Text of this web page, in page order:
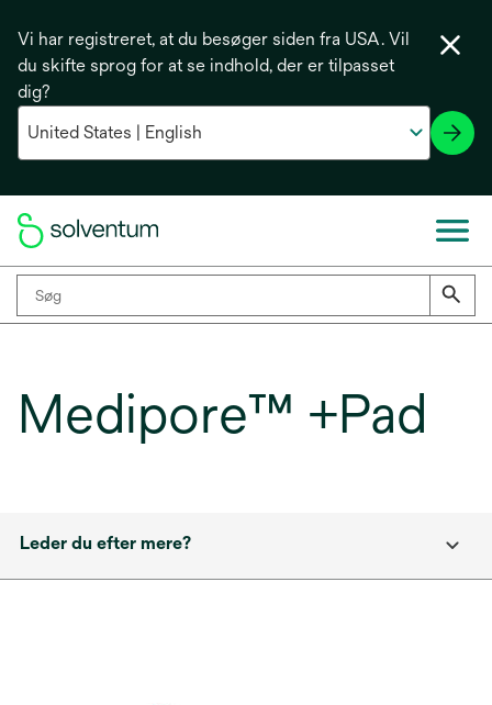
Vi har registreret, at du besøger siden fra USA. Vil
du skifte sprog for at se indhold, der er tilpasset
dig?
Medipore™ +Pad
Leder du efter mere?